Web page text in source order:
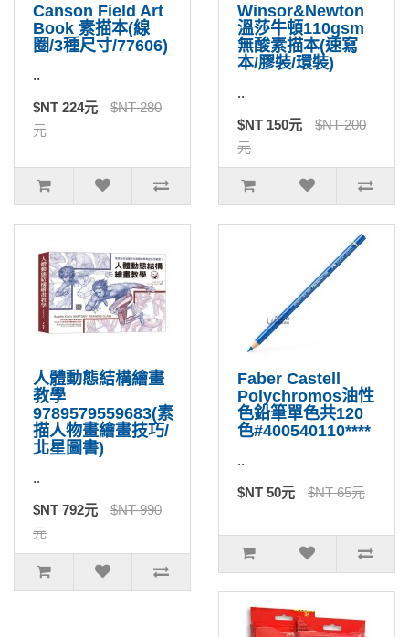
Canson Field Art
Book 素描本(線
圈/3種尺寸/77606)
..
$NT 224元
$NT 280
元
Winsor&Newton
溫莎牛頓110gsm
無酸素描本(速寫
本/膠裝/環裝)
..
$NT 150元
$NT 200
元
人體動態結構繪畫
教學
9789579559683(素
描人物畫繪畫技巧/
北星圖書)
..
$NT 792元
$NT 990
元
Faber Castell
Polychromos油性
色鉛筆單色共120
色#400540110****
..
$NT 50元 $NT 65元